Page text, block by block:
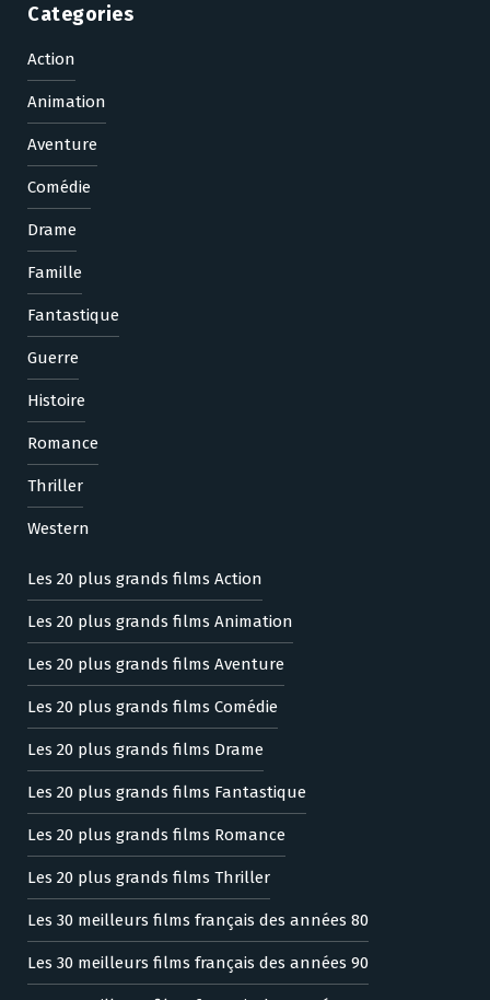
Categories
Action
Animation
Aventure
Comédie
Drame
Famille
Fantastique
Guerre
Histoire
Romance
Thriller
Western
Les 20 plus grands films Action
Les 20 plus grands films Animation
Les 20 plus grands films Aventure
Les 20 plus grands films Comédie
Les 20 plus grands films Drame
Les 20 plus grands films Fantastique
Les 20 plus grands films Romance
Les 20 plus grands films Thriller
Les 30 meilleurs films français des années 80
Les 30 meilleurs films français des années 90